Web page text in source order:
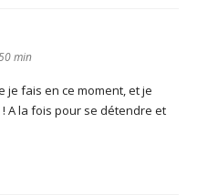
min
je fais en ce moment, et je
A la fois pour se détendre et